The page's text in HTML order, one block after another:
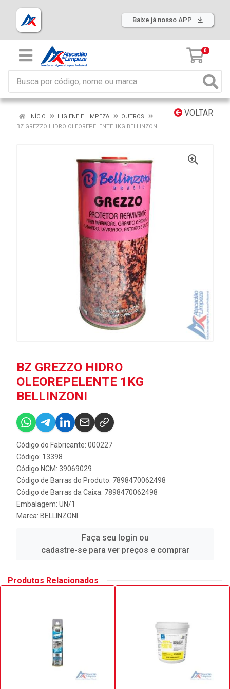
Baixe já nosso APP
0
VOLTAR
INÍCIO HIGIENE E LIMPEZA
OUTROS
BZ GREZZO HIDRO OLEOREPELENTE 1KG BELLINZONI
BZ GREZZO HIDRO
OLEOREPELENTE 1KG
BELLINZONI
Código do Fabricante: 000227
Código: 13398
Código NCM: 39069029
Código de Barras do Produto: 7898470062498
Código de Barras da Caixa: 7898470062498
Embalagem: UN/1
Marca: BELLINZONI
Faça seu login ou
cadastre-se para ver preços e comprar
Produtos Relacionados